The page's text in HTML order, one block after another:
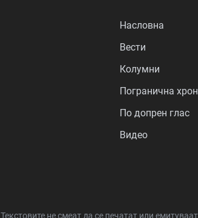
Насловна
Вести
Колумни
Погранична
По допрен глас
Видео
Текстовите не смеат да се печатат или